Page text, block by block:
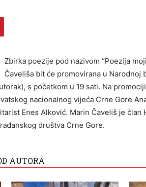
Zbirka poezije pod nazivom “Poezija
Čaveliša bit će promovirana u Narodnoj
s početkom u 19 sati. Na
nacionalnog vijeća Crne Gore
Enes Alković. Marin Čaveliš je član
društva Crne Gore.
AUTORA